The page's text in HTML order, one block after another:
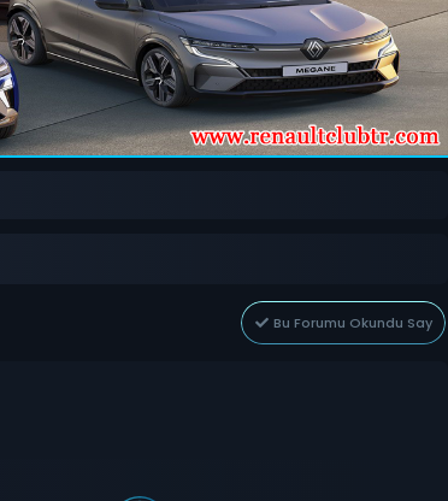
Bu Forumu Okundu Say